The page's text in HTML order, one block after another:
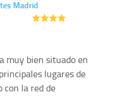
Madrid
muy bien situado en
lugares de
con la red de